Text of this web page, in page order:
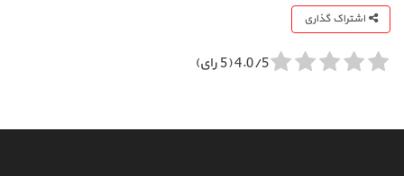
اشتراک گذاری
4.0/5 (5 رای)